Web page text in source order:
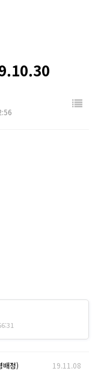
배정) 19.11.08